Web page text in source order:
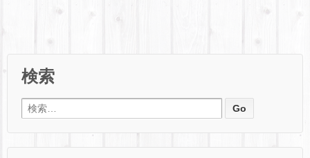
検索
検索: